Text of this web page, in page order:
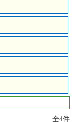
全4件